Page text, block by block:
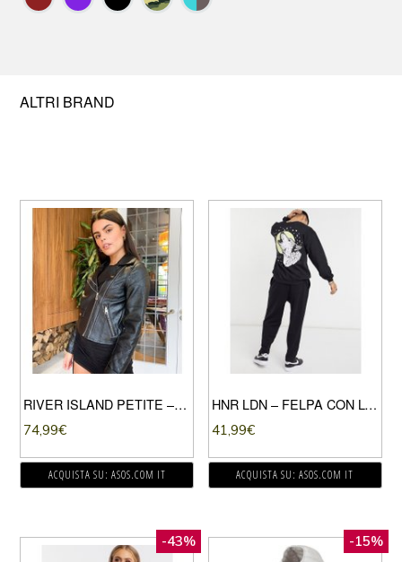
ALTRI BRAND
RIVER ISLAND PETITE – GIACCA IN PELLE SINTETICA CON DOPPIA ZIP NERA-NERO
74,99€
ACQUISTA SU: ASOS.COM IT
HNR LDN – FELPA CON LUPO CHE ULULA-NERO
41,99€
ACQUISTA SU: ASOS.COM IT
-43% -15%